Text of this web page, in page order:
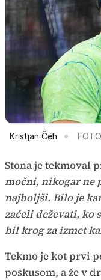
Kristjan Čeh
Stona je tekmoval
močni, nikogar ne
najboljši. Bilo je
začeli deževati, ko
bil krog za izmet
Tekmo je kot prvi
poskusom, a že v